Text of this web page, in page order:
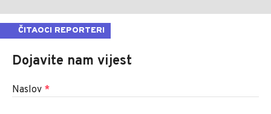
ČITAOCI REPORTERI
Dojavite nam vijest
Naslov *